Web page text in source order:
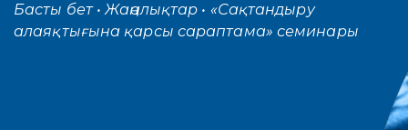
Басты бет • Жаңалықтар • «Сақтандыру
алаяқтығына қарсы сараптама» семинары